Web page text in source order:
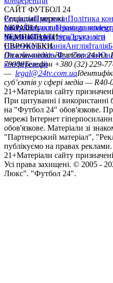
САЙТ ФУТБОЛ 24
РедакціяПрогнозиПолітика
сайтуКонтактиПравила
політикаСтруктура власності
Соціальні мережі
facebookxyoutubeinstagram
УКРАЇНА
УкраїнаПерша лігаДруга ліга
ЧЕМПІОНАТИ
НімеччинаІспаніяАнгліяІталія
ЄВРОКУБКИ
Ліга чемпіонівЛіга Європи
конференцій
Онлайн-медіа «Футбол 24»пл.
79008Телефон +380 (32) 229-
— legal@24tv.com.ua
суб’єктів у сфері медіа — R40-
21+Матеріали сайту
При цитуванні і використанні
на "Футбол 24" обов'язкове.
мережі Інтернет
обов'язкове. Матеріали зі
"Партнерський матеріал",
публікуємо на правах реклами.
21+Матеріали сайту
Усi права захищенi. © 2005 -
Люкс". "Футбол 24".